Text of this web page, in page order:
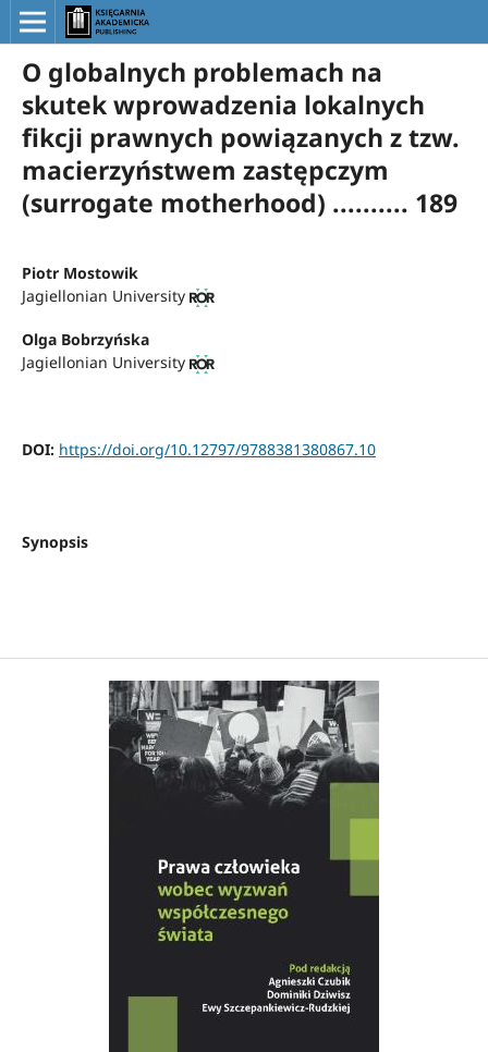
O globalnych problemach na
skutek wprowadzenia lokalnych
fikcji prawnych powiązanych z tzw.
macierzyństwem zastępczym
(surrogate motherhood) .......... 189
Piotr Mostowik
Jagiellonian University
Olga Bobrzyńska
Jagiellonian University
DOI: https://doi.org/10.12797/9788381380867.10
Synopsis